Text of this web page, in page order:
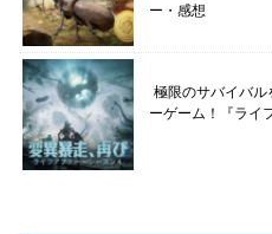
ー・感想
極限のサバイバル
ーゲーム！『ライ